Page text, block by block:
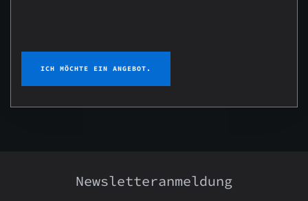
ICH MÖCHTE EIN ANGEBOT.
Newsletteranmeldung